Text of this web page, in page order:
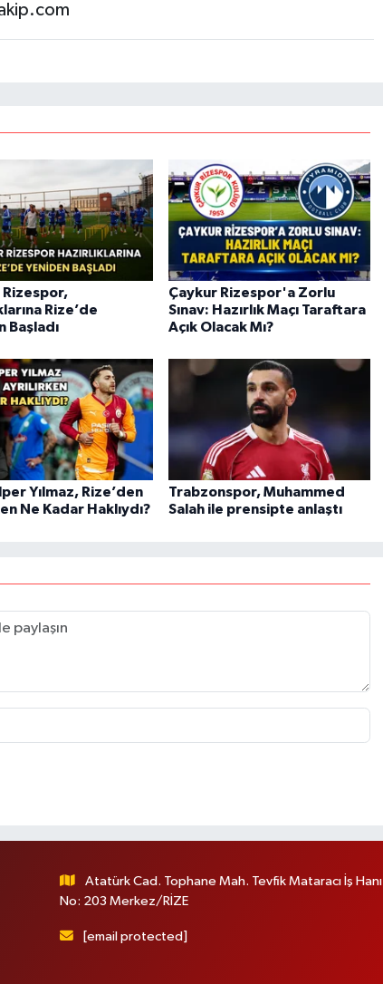
Rizespor,
Rize’de
Başladı
Çaykur Rizespor'a Zorlu
Sınav: Hazırlık Maçı Taraftara
Açık Olacak Mı?
Yılmaz, Rize’den
Ne Kadar Haklıydı?
Trabzonspor, Muhammed
Salah ile prensipte anlaştı
Atatürk Cad. Tophane Mah. Tevfik Mataracı İş Hanı
No: 203 Merkez/RİZE
[email protected]